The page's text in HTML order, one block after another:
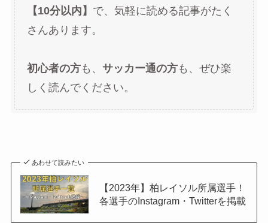
【10分以内】 で、気軽に読める記事がたく
さんあります。
初心者の方も、 サッカー通の方も、ぜひ楽
しく読んでください。
あわせて読みたい
【2023年】柏レイソル所属選手！
各選手のInstagram・Twitterを掲載